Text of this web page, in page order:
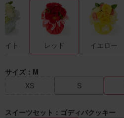
イト レッド イエロー
サイズ：M
XS
S
スイーツセット：ゴディバクッキー